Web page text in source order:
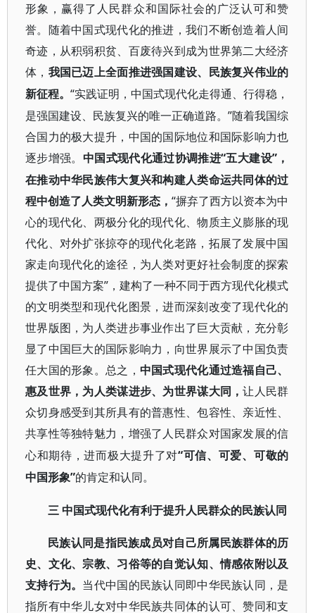
形象，赢得了人民群众和国际社会的广泛认可和赞
誉。随着中国式现代化的推进，我们不断创造着人间
奇迹，从积弱积贫、百废待兴到成为世界第二大经济
体， 我国已迈上全面推进强国建设、民族复兴伟业的
新征程。“实践证明，中国式现代化走得通、行得稳，
是强国建设、民族复兴的唯一正确道路。”随着我国综
合国力的极大提升，中国的国际地位和国际影响力也
逐步增强。
中国式现代化通过协调推进“五大建设”，
在推动中华民族伟大复兴和构建人类命运共同体的过
程中创造了人类文明新形态，“摒弃了西方以资本为中
心的现代化、两极分化的现代化、物质主义膨胀的现
代化、对外扩张掠夺的现代化老路，拓展了发展中国
家走向现代化的途径，为人类对更好社会制度的探索
提供了中国方案”，建构了一种不同于西方现代化模式
的文明类型和现代化图景，进而深刻改变了现代化的
世界版图，为人类进步事业作出了巨大贡献，充分彰
显了中国巨大的国际影响力，向世界展示了中国负责
任大国的形象。总之， 中国式现代化通过造福自己、
惠及世界，为人类谋进步、为世界谋大同，让人民群
众切身感受到其所具有的普惠性、包容性、亲近性、
共享性等独特魅力，增强了人民群众对国家发展的信
心和期待，进而极大提升了对“可信、可爱、可敬的
中国形象”的肯定和认同。
三 中国式现代化有利于提升人民群众的民族认同
民族认同是指民族成员对自己所属民族群体的历
史、文化、宗教、习俗等的自觉认知、情感依附以及
支持行为。 当代中国的民族认同即中华民族认同，是
指所有中华儿女对中华民族共同体的认可、赞同和支